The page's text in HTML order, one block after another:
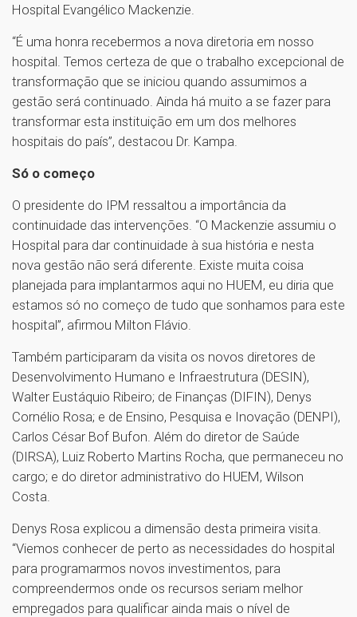
Hospital Evangélico Mackenzie.
“É uma honra recebermos a nova diretoria em nosso
hospital. Temos certeza de que o trabalho excepcional de
transformação que se iniciou quando assumimos a
gestão será continuado. Ainda há muito a se fazer para
transformar esta instituição em um dos melhores
hospitais do país”, destacou Dr. Kampa.
Só o começo
O presidente do IPM ressaltou a importância da
continuidade das intervenções. “O Mackenzie assumiu o
Hospital para dar continuidade à sua história e nesta
nova gestão não será diferente. Existe muita coisa
planejada para implantarmos aqui no HUEM, eu diria que
estamos só no começo de tudo que sonhamos para este
hospital”, afirmou Milton Flávio.
Também participaram da visita os novos diretores de
Desenvolvimento Humano e Infraestrutura (DESIN),
Walter Eustáquio Ribeiro; de Finanças (DIFIN), Denys
Cornélio Rosa; e de Ensino, Pesquisa e Inovação (DENPI),
Carlos César Bof Bufon. Além do diretor de Saúde
(DIRSA), Luiz Roberto Martins Rocha, que permaneceu no
cargo; e do diretor administrativo do HUEM, Wilson
Costa.
Denys Rosa explicou a dimensão desta primeira visita.
“Viemos conhecer de perto as necessidades do hospital
para programarmos novos investimentos, para
compreendermos onde os recursos seriam melhor
empregados para qualificar ainda mais o nível de